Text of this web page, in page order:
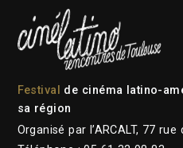
Festival
de cinéma latino-
sa région
Organisé par l’ARCALT, 77